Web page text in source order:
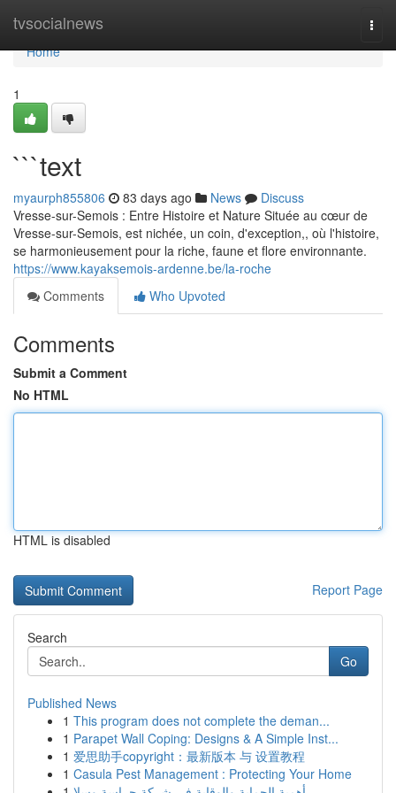
tvsocialnews
Home
Home
1
```text
myaurph855806 83 days ago News
Discuss
Vresse-sur-Semois : Entre Histoire et Nature Située au cœur de
Vresse-sur-Semois, est nichée, un coin, d'exception,, où l'histoire,
se harmonieusement pour la riche, faune et flore environnante.
https://www.kayaksemois-ardenne.be/la-roche
Comments
Who Upvoted
Comments
Submit a Comment
No HTML
HTML is disabled
Report Page
Search
Go
Published News
1 This program does not complete the deman...
1 Parapet Wall Coping: Designs & A Simple Inst...
1 爱思助手copyright：最新版本 与 设置教程
1 Casula Pest Management : Protecting Your Home